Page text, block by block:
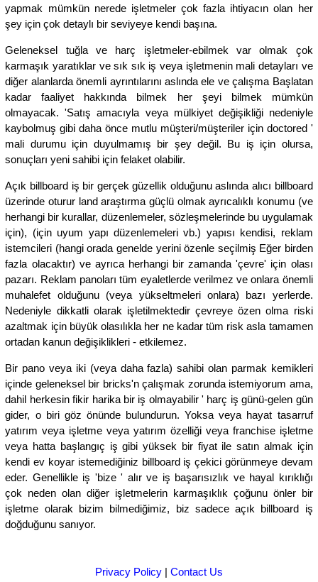
yapmak mümkün nerede işletmeler çok fazla ihtiyacın olan her
şey için çok detaylı bir seviyeye kendi başına.
Geleneksel tuğla ve harç işletmeler-ebilmek var olmak çok
karmaşık yaratıklar ve sık sık iş veya işletmenin mali detayları ve
diğer alanlarda önemli ayrıntılarını aslında ele ve çalışma Başlatan
kadar faaliyet hakkında bilmek her şeyi bilmek mümkün
olmayacak. 'Satış amacıyla veya mülkiyet değişikliği nedeniyle
kaybolmuş gibi daha önce mutlu müşteri/müşteriler için doctored '
mali durumu için duyulmamış bir şey değil. Bu iş için olursa,
sonuçları yeni sahibi için felaket olabilir.
Açık billboard iş bir gerçek güzellik olduğunu aslında alıcı billboard
üzerinde oturur land araştırma güçlü olmak ayrıcalıklı konumu (ve
herhangi bir kurallar, düzenlemeler, sözleşmelerinde bu uygulamak
için), (için uyum yapı düzenlemeleri vb.) yapısı kendisi, reklam
istemcileri (hangi orada genelde yerini özenle seçilmiş Eğer birden
fazla olacaktır) ve ayrıca herhangi bir zamanda 'çevre' için olası
pazarı. Reklam panoları tüm eyaletlerde verilmez ve onlara önemli
muhalefet olduğunu (veya yükseltmeleri onlara) bazı yerlerde.
Nedeniyle dikkatli olarak işletilmektedir çevreye özen olma riski
azaltmak için büyük olasılıkla her ne kadar tüm risk asla tamamen
ortadan kanun değişiklikleri - etkilemez.
Bir pano veya iki (veya daha fazla) sahibi olan parmak kemikleri
içinde geleneksel bir bricks'n çalışmak zorunda istemiyorum ama,
dahil herkesin fikir harika bir iş olmayabilir ' harç iş günü-gelen gün
gider, o biri göz önünde bulundurun. Yoksa veya hayat tasarruf
yatırım veya işletme veya yatırım özelliği veya franchise işletme
veya hatta başlangıç iş gibi yüksek bir fiyat ile satın almak için
kendi ev koyar istemediğiniz billboard iş çekici görünmeye devam
eder. Genellikle iş 'bize ' alır ve iş başarısızlık ve hayal kırıklığı
çok neden olan diğer işletmelerin karmaşıklık çoğunu önler bir
işletme olarak bizim bilmediğimiz, biz sadece açık billboard iş
doğduğunu sanıyor.
Privacy Policy | Contact Us